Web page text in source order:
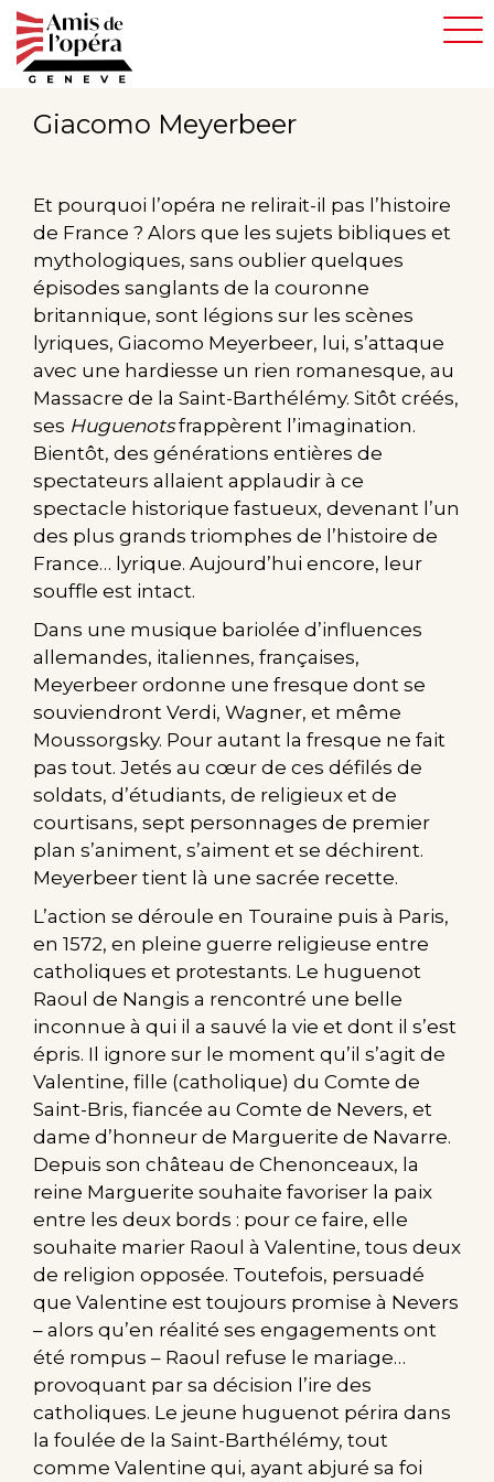
Aller
au
contenu
Giacomo Meyerbeer
Et pourquoi l’opéra ne relirait-il pas l’histoire
de France ? Alors que les sujets bibliques et
mythologiques, sans oublier quelques
épisodes sanglants de la couronne
britannique, sont légions sur les scènes
lyriques, Giacomo Meyerbeer, lui, s’attaque
avec une hardiesse un rien romanesque, au
Massacre de la Saint-Barthélémy. Sitôt créés,
ses Huguenotsfrappèrent l’imagination.
Bientôt, des générations entières de
spectateurs allaient applaudir à ce
spectacle historique fastueux, devenant l’un
des plus grands triomphes de l’histoire de
France… lyrique. Aujourd’hui encore, leur
souffle est intact.
Dans une musique bariolée d’influences
allemandes, italiennes, françaises,
Meyerbeer ordonne une fresque dont se
souviendront Verdi, Wagner, et même
Moussorgsky. Pour autant la fresque ne fait
pas tout. Jetés au cœur de ces défilés de
soldats, d’étudiants, de religieux et de
courtisans, sept personnages de premier
plan s’animent, s’aiment et se déchirent.
Meyerbeer tient là une sacrée recette.
L’action se déroule en Touraine puis à Paris,
en 1572, en pleine guerre religieuse entre
catholiques et protestants. Le huguenot
Raoul de Nangis a rencontré une belle
inconnue à qui il a sauvé la vie et dont il s’est
épris. Il ignore sur le moment qu’il s’agit de
Valentine, fille (catholique) du Comte de
Saint-Bris, fiancée au Comte de Nevers, et
dame d’honneur de Marguerite de Navarre.
Depuis son château de Chenonceaux, la
reine Marguerite souhaite favoriser la paix
entre les deux bords : pour ce faire, elle
souhaite marier Raoul à Valentine, tous deux
de religion opposée. Toutefois, persuadé
que Valentine est toujours promise à Nevers
– alors qu’en réalité ses engagements ont
été rompus – Raoul refuse le mariage…
provoquant par sa décision l’ire des
catholiques. Le jeune huguenot périra dans
la foulée de la Saint-Barthélémy, tout
comme Valentine qui, ayant abjuré sa foi